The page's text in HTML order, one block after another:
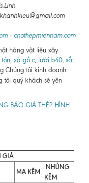
- chothepmiennam.com
hàng vật liệu xây
tôn, xà gồ c, lưới b40, sắt
tôi kinh doanh
tôi quý khách sẽ yên
BÁO GIÁ THÉP HÌNH
GIÁ
MẠ KẼM
NHÚNG
KẼM